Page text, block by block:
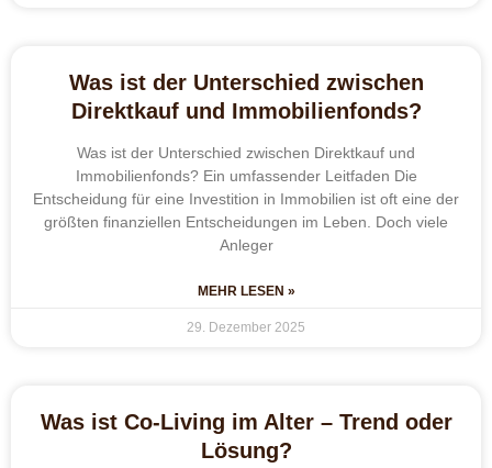
Was ist der Unterschied zwischen
Direktkauf und Immobilienfonds?
Was ist der Unterschied zwischen Direktkauf und
Immobilienfonds? Ein umfassender Leitfaden Die
Entscheidung für eine Investition in Immobilien ist oft eine der
größten finanziellen Entscheidungen im Leben. Doch viele
Anleger
MEHR LESEN »
29. Dezember 2025
Was ist Co-Living im Alter – Trend oder
Lösung?